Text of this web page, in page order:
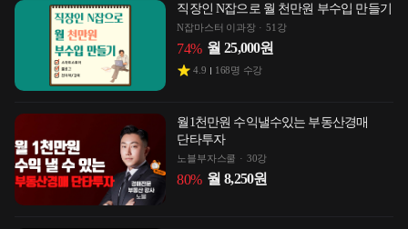
직장인 N잡으로 월 천만원 부수입 만들기
N잡마스터 이과장 51강
74% 월 25,000원
4.9 168명 수강
월1천만원 수익낼수있는 부동산경매
단타투자
노블부자스쿨 30강
80% 월 8,250원